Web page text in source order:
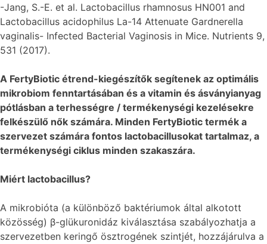
-Jang, S.-E. et al. Lactobacillus rhamnosus HN001 and
Lactobacillus acidophilus La-14 Attenuate Gardnerella
vaginalis- Infected Bacterial Vaginosis in Mice. Nutrients 9,
531 (2017).
A FertyBiotic étrend-kiegészítők segítenek az optimális
mikrobiom fenntartásában és a vitamin és ásványianyag
pótlásban a terhességre / termékenységi kezelésekre
felkészülő nők számára. Minden FertyBiotic termék a
szervezet számára fontos lactobacillusokat tartalmaz, a
termékenységi ciklus minden szakaszára.
Miért lactobacillus?
A mikrobióta (a különböző baktériumok által alkotott
közösség) β-glükuronidáz kiválasztása szabályozhatja a
szervezetben keringő ösztrogének szintjét, hozzájárulva a